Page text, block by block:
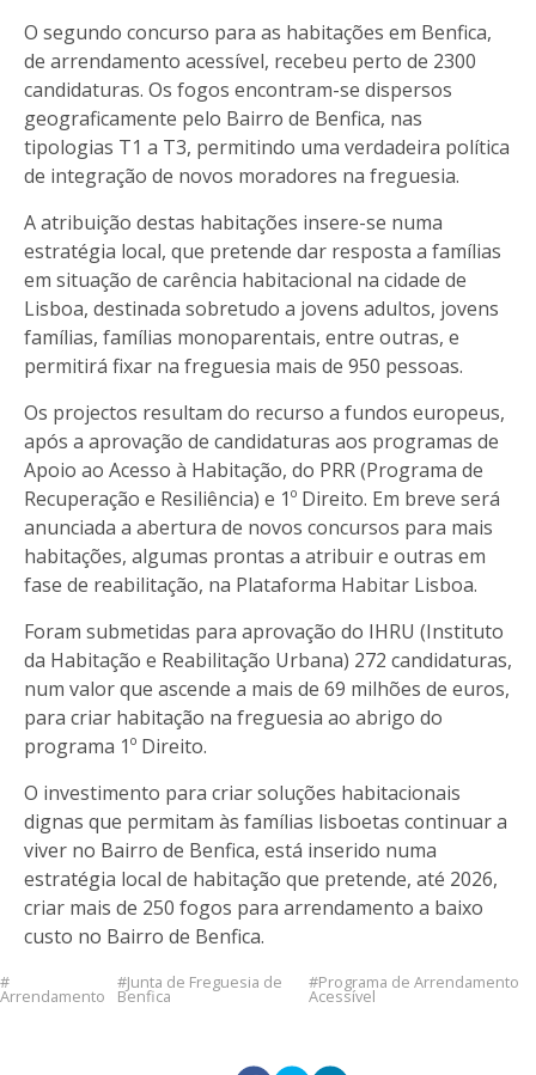
O segundo concurso para as habitações em Benfica,
de arrendamento acessível, recebeu perto de 2300
candidaturas. Os fogos encontram-se dispersos
geograficamente pelo Bairro de Benfica, nas
tipologias T1 a T3, permitindo uma verdadeira política
de integração de novos moradores na freguesia.
A atribuição destas habitações insere-se numa
estratégia local, que pretende dar resposta a famílias
em situação de carência habitacional na cidade de
Lisboa, destinada sobretudo a jovens adultos, jovens
famílias, famílias monoparentais, entre outras, e
permitirá fixar na freguesia mais de 950 pessoas.
Os projectos resultam do recurso a fundos europeus,
após a aprovação de candidaturas aos programas de
Apoio ao Acesso à Habitação, do PRR (Programa de
Recuperação e Resiliência) e 1º Direito. Em breve será
anunciada a abertura de novos concursos para mais
habitações, algumas prontas a atribuir e outras em
fase de reabilitação, na Plataforma Habitar Lisboa.
Foram submetidas para aprovação do IHRU (Instituto
da Habitação e Reabilitação Urbana) 272 candidaturas,
num valor que ascende a mais de 69 milhões de euros,
para criar habitação na freguesia ao abrigo do
programa 1º Direito.
O investimento para criar soluções habitacionais
dignas que permitam às famílias lisboetas continuar a
viver no Bairro de Benfica, está inserido numa
estratégia local de habitação que pretende, até 2026,
criar mais de 250 fogos para arrendamento a baixo
custo no Bairro de Benfica.
Arrendamento
Junta de Freguesia de
Benfica
Programa de Arrendamento
Acessível